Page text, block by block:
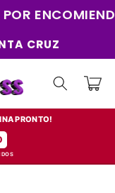
📦
CRUZ
Carrito
PRONTO!